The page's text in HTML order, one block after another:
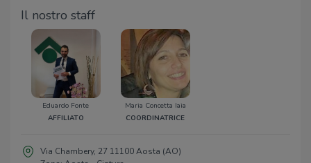
Il nostro staff
Eduardo Fonte
AFFILIATO
Maria Concetta Iaia
COORDINATRICE
Via Chambery, 27 11100 Aosta (AO)